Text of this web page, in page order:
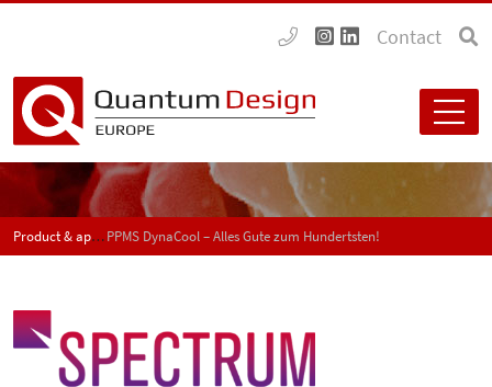
Contact
Product & application news - SPECTRUMPPMS DynaCool – Alles Gute zum Hundertsten!